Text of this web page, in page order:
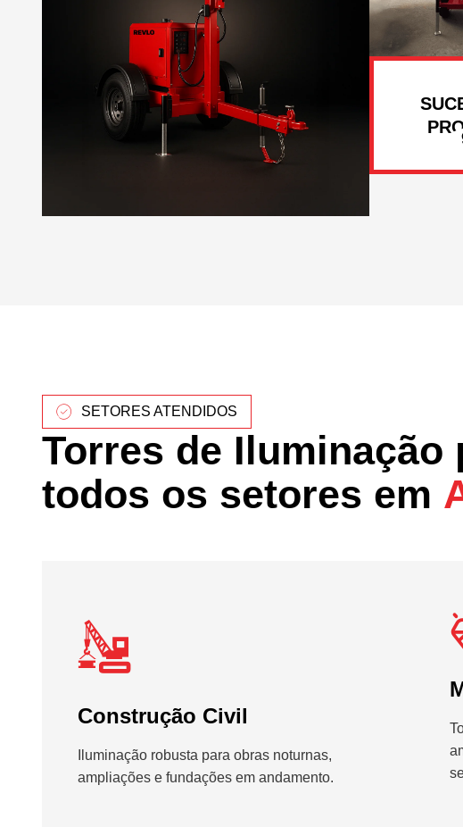
SETORES ATENDIDOS
Torres de Iluminação
todos os setores em
Construção Civil
Iluminação robusta para obras noturnas,
ampliações e fundações em andamento.